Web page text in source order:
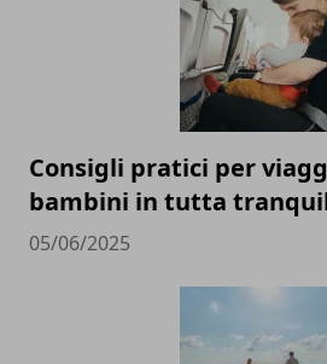
Consigli pratici per
bambini in tutta
05/06/2025